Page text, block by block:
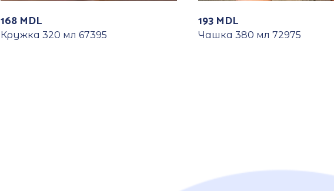
168 MDL
Кружка 320 мл 67395
193 MDL
Чашка 380 мл 72975